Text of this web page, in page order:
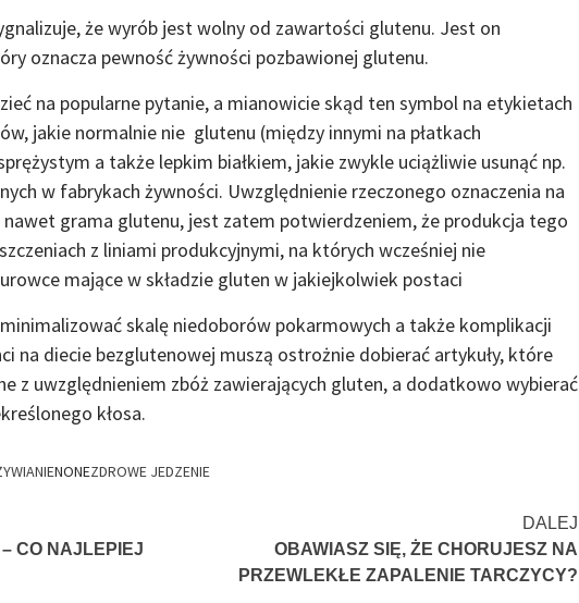
że wyrób jest wolny od zawartości glutenu. Jest on
oznacza pewność żywności pozbawionej glutenu.
na popularne pytanie, a mianowicie skąd ten symbol na etykietach
jakie normalnie nie glutenu (między innymi na płatkach
a także lepkim białkiem, jakie zwykle uciążliwie usunąć np.
w fabrykach żywności. Uwzględnienie rzeczonego oznaczenia na
grama glutenu, jest zatem potwierdzeniem, że produkcja tego
z liniami produkcyjnymi, na których wcześniej nie
mające w składzie gluten w jakiejkolwiek postaci
skalę niedoborów pokarmowych a także komplikacji
na diecie bezglutenowej muszą ostrożnie dobierać artykuły, które
z uwzględnieniem zbóż zawierających gluten, a dodatkowo wybierać
kłosa.
NONEZDROWE JEDZENIE
CO NAJLEPIEJ
DALEJ
OBAWIASZ SIĘ, ŻE CHORUJESZ NA
PRZEWLEKŁE ZAPALENIE TARCZYCY?